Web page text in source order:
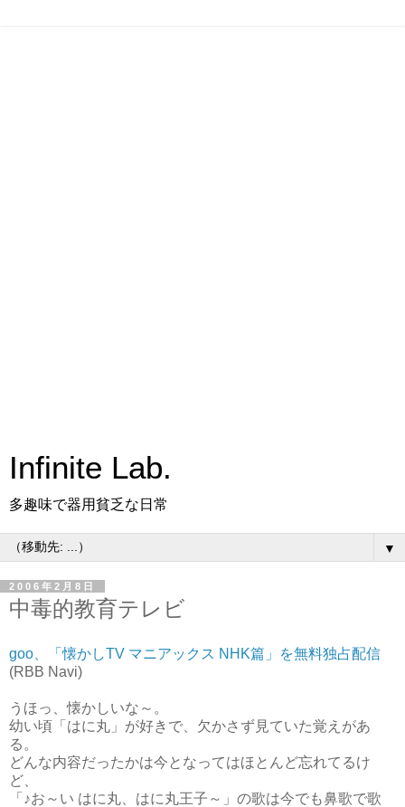
Infinite Lab.
多趣味で器用貧乏な日常
▼
2006年2月8日
中毒的教育テレビ
goo、「懐かしTV マニアックス NHK篇」を無料独占配信
(RBB Navi)
うほっ、懐かしいな～。
幼い頃「はに丸」が好きで、欠かさず見ていた覚えがあ
る。
どんな内容だったかは今となってはほとんど忘れてるけ
ど、
「♪お～い はに丸、はに丸王子～」の歌は今でも鼻歌で歌